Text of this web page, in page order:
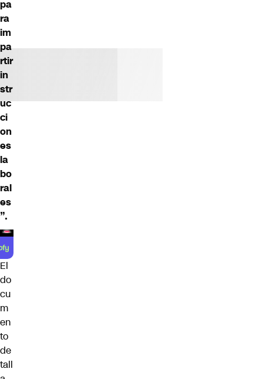
pa
ra
im
pa
rtir
in
str
uc
ci
on
es
la
bo
ral
es
”.
El
do
cu
m
en
to
de
tall